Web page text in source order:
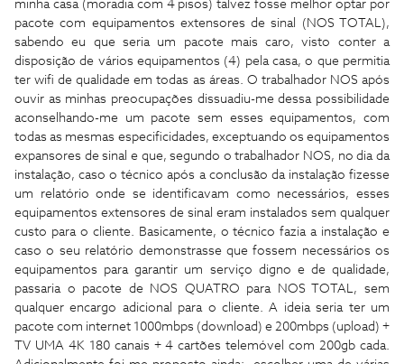
minha casa (moradia com 4 pisos) talvez fosse melhor optar por
pacote com equipamentos extensores de sinal (NOS TOTAL),
sabendo eu que seria um pacote mais caro, visto conter a
disposição de vários equipamentos (4) pela casa, o que permitia
ter wifi de qualidade em todas as áreas. O trabalhador NOS após
ouvir as minhas preocupações dissuadiu-me dessa possibilidade
aconselhando-me um pacote sem esses equipamentos, com
todas as mesmas especificidades, exceptuando os equipamentos
expansores de sinal e que, segundo o trabalhador NOS, no dia da
instalação, caso o técnico após a conclusão da instalação fizesse
um relatório onde se identificavam como necessários, esses
equipamentos extensores de sinal eram instalados sem qualquer
custo para o cliente. Basicamente, o técnico fazia a instalação e
caso o seu relatório demonstrasse que fossem necessários os
equipamentos para garantir um serviço digno e de qualidade,
passaria o pacote de NOS QUATRO para NOS TOTAL, sem
qualquer encargo adicional para o cliente. A ideia seria ter um
pacote com internet 1000mbps (download) e 200mbps (upload) +
TV UMA 4K 180 canais + 4 cartões telemóvel com 200gb cada.